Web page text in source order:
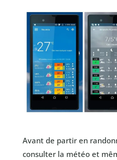
Avant de partir en
consulter la météo et